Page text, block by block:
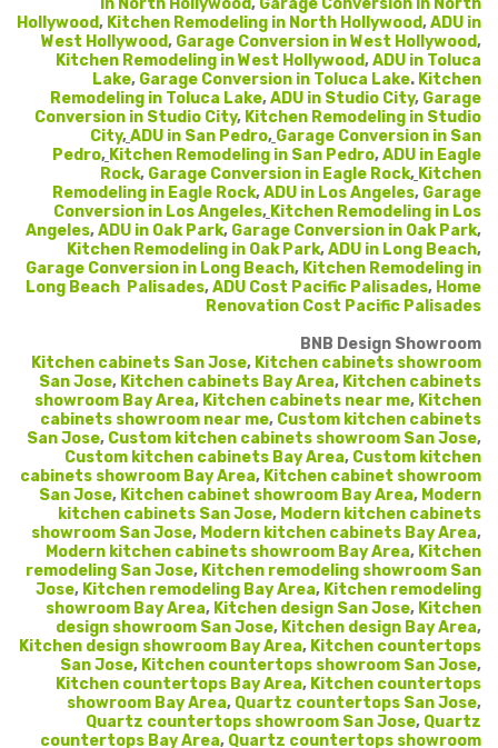
Hollywood, Kitchen Remodeling in North Hollywood,ADU in
West Hollywood, Garage Conversion in West Hollywood,
Kitchen Remodeling in West Hollywood,ADU in Toluca
Lake, Garage Conversion in Toluca Lake. Kitchen
Remodeling in Toluca Lake,ADU in Studio City, Garage
Conversion in Studio City, Kitchen Remodeling in Studio
City,ADU in San Pedro, Garage Conversion in San
Pedro, Kitchen Remodeling in San Pedro,ADU in Eagle
Rock, Garage Conversion in Eagle Rock, Kitchen
Remodeling in Eagle Rock,ADU in Los Angeles, Garage
Conversion in Los Angeles, Kitchen Remodeling in Los
Angeles,ADU in Oak Park, Garage Conversion in Oak Park,
Kitchen Remodeling in Oak Park,ADU in Long Beach,
Garage Conversion in Long Beach, Kitchen Remodeling in
Long Beach Palisades,ADU Cost Pacific Palisades, Home
Renovation Cost Pacific Palisades
BNB Design Showroom
Kitchen cabinets San Jose, Kitchen cabinets showroom
San Jose, Kitchen cabinets Bay Area, Kitchen cabinets
showroom Bay Area, Kitchen cabinets near me, Kitchen
cabinets showroom near me, Custom kitchen cabinets
San Jose, Custom kitchen cabinets showroom San Jose,
Custom kitchen cabinets Bay Area, Custom kitchen
cabinets showroom Bay Area, Kitchen cabinet showroom
San Jose, Kitchen cabinet showroom Bay Area, Modern
kitchen cabinets San Jose, Modern kitchen cabinets
showroom San Jose, Modern kitchen cabinets Bay Area,
Modern kitchen cabinets showroom Bay Area, Kitchen
remodeling San Jose, Kitchen remodeling showroom San
Jose, Kitchen remodeling Bay Area, Kitchen remodeling
showroom Bay Area, Kitchen design San Jose, Kitchen
design showroom San Jose, Kitchen design Bay Area,
Kitchen design showroom Bay Area, Kitchen countertops
San Jose, Kitchen countertops showroom San Jose,
Kitchen countertops Bay Area, Kitchen countertops
showroom Bay Area, Quartz countertops San Jose,
Quartz countertops showroom San Jose, Quartz
countertops Bay Area, Quartz countertops showroom